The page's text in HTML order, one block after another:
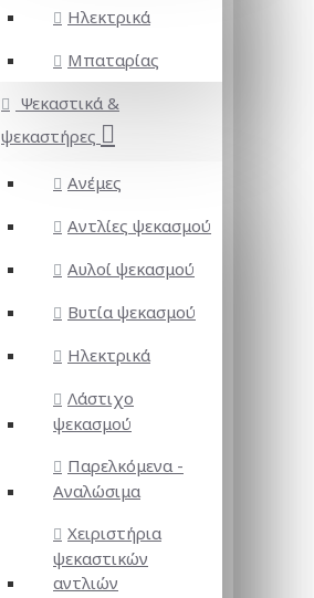
Ηλεκτρικά
Μπαταρίας
Ψεκαστικά &
ψεκαστήρες
Ανέμες
Αντλίες ψεκασμού
Αυλοί ψεκασμού
Βυτία ψεκασμού
Ηλεκτρικά
Λάστιχο
ψεκασμού
Παρελκόμενα -
Αναλώσιμα
Χειριστήρια
ψεκαστικών
αντλιών